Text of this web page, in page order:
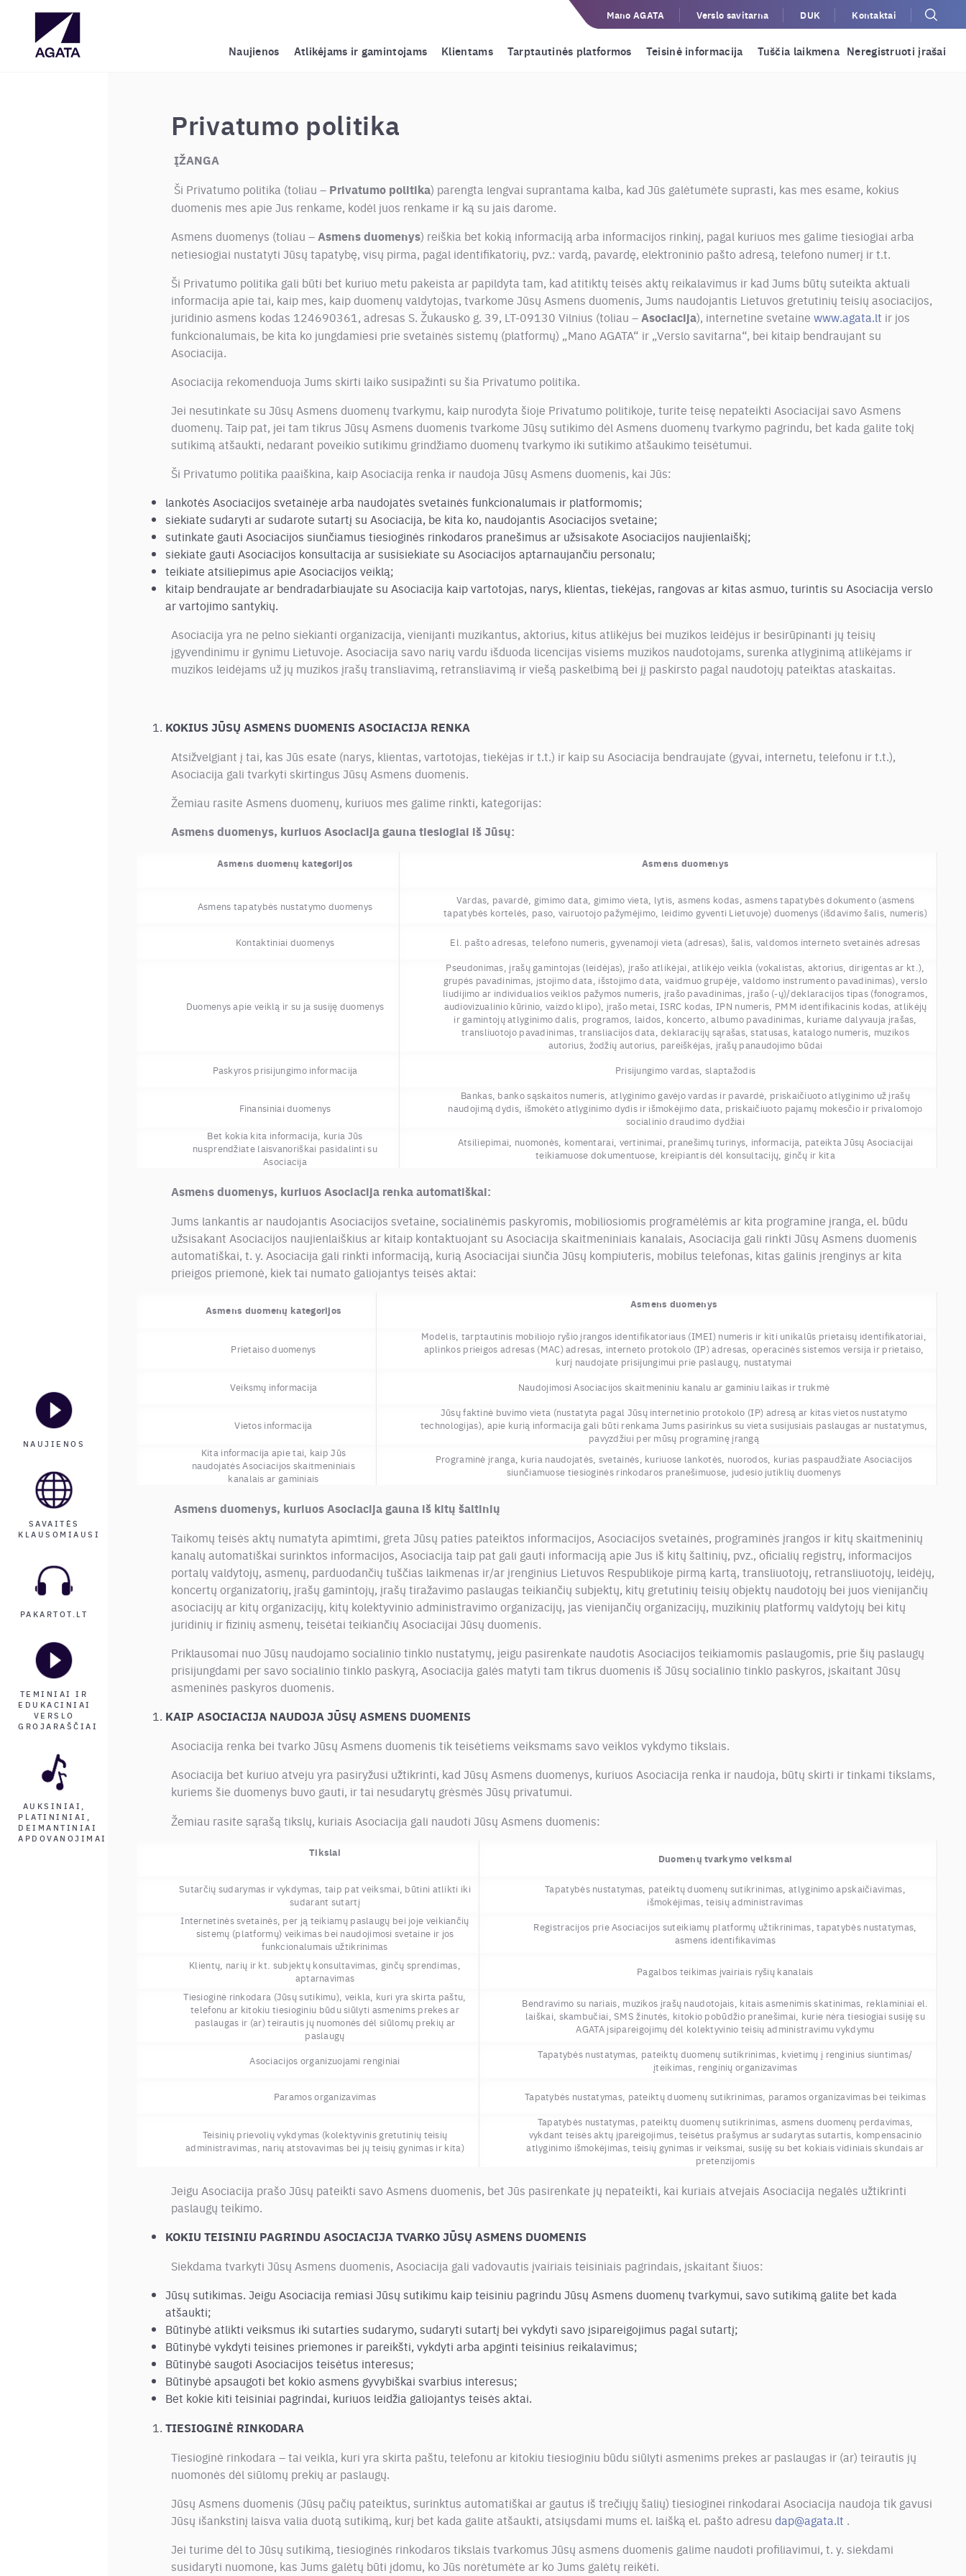
Mano AGATA Verslo savitarna DUK Kontaktai
Naujienos Atlikėjams ir gamintojams Klientams Tarptautinės platformos Teisinė informacija Tuščia laikmena Neregistruoti įrašai
NAUJIENOS
SAVAITĖS
KLAUSOMIAUSI
PAKARTOT.LT
TEMINIAI IR
EDUKACINIAI
VERSLO
GROJARAŠČIAI
AUKSINIAI,
PLATININIAI,
DEIMANTINIAI
APDOVANOJIMAI
Privatumo politika
ĮŽANGA
Ši Privatumo politika (toliau – Privatumo politika) parengta lengvai suprantama kalba, kad Jūs galėtumėte suprasti, kas mes esame, kokius
duomenis mes apie Jus renkame, kodėl juos renkame ir ką su jais darome.
Asmens duomenys (toliau –Asmens duomenys) reiškia bet kokią informaciją arba informacijos rinkinį, pagal kuriuos mes galime tiesiogiai arba
netiesiogiai nustatyti Jūsų tapatybę, visų pirma, pagal identifikatorių, pvz.: vardą, pavardę, elektroninio pašto adresą, telefono numerį ir t.t.
Ši Privatumo politika gali būti bet kuriuo metu pakeista ar papildyta tam, kad atitiktų teisės aktų reikalavimus ir kad Jums būtų suteikta aktuali
informacija apie tai, kaip mes, kaip duomenų valdytojas, tvarkome Jūsų Asmens duomenis, Jums naudojantis Lietuvos gretutinių teisių asociacijos,
juridinio asmens kodas 124690361, adresas S. Žukausko g. 39, LT-09130 Vilnius (toliau –Asociacija), internetine svetaine www.agata.lt ir jos
funkcionalumais, be kita ko jungdamiesi prie svetainės sistemų (platformų) „Mano AGATA“ ir „Verslo savitarna“, bei kitaip bendraujant su
Asociacija.
Asociacija rekomenduoja Jums skirti laiko susipažinti su šia Privatumo politika.
Jei nesutinkate su Jūsų Asmens duomenų tvarkymu, kaip nurodyta šioje Privatumo politikoje, turite teisę nepateikti Asociacijai savo Asmens
duomenų. Taip pat, jei tam tikrus Jūsų Asmens duomenis tvarkome Jūsų sutikimo dėl Asmens duomenų tvarkymo pagrindu, bet kada galite tokį
sutikimą atšaukti, nedarant poveikio sutikimu grindžiamo duomenų tvarkymo iki sutikimo atšaukimo teisėtumui.
Ši Privatumo politika paaiškina, kaip Asociacija renka ir naudoja Jūsų Asmens duomenis, kai Jūs:
lankotės Asociacijos svetainėje arba naudojatės svetainės funkcionalumais ir platformomis;
siekiate sudaryti ar sudarote sutartį su Asociacija, be kita ko, naudojantis Asociacijos svetaine;
sutinkate gauti Asociacijos siunčiamus tiesioginės rinkodaros pranešimus ar užsisakote Asociacijos naujienlaiškį;
siekiate gauti Asociacijos konsultacija ar susisiekiate su Asociacijos aptarnaujančiu personalu;
teikiate atsiliepimus apie Asociacijos veiklą;
kitaip bendraujate ar bendradarbiaujate su Asociacija kaip vartotojas, narys, klientas, tiekėjas, rangovas ar kitas asmuo, turintis su Asociacija verslo
ar vartojimo santykių.
Asociacija yra ne pelno siekianti organizacija, vienijanti muzikantus, aktorius, kitus atlikėjus bei muzikos leidėjus ir besirūpinanti jų teisių
įgyvendinimu ir gynimu Lietuvoje. Asociacija savo narių vardu išduoda licencijas visiems muzikos naudotojams, surenka atlyginimą atlikėjams ir
muzikos leidėjams už jų muzikos įrašų transliavimą, retransliavimą ir viešą paskelbimą bei jį paskirsto pagal naudotojų pateiktas ataskaitas.
KOKIUS JŪSŲ ASMENS DUOMENIS ASOCIACIJA RENKA
Atsižvelgiant į tai, kas Jūs esate (narys, klientas, vartotojas, tiekėjas ir t.t.) ir kaip su Asociacija bendraujate (gyvai, internetu, telefonu ir t.t.),
Asociacija gali tvarkyti skirtingus Jūsų Asmens duomenis.
Žemiau rasite Asmens duomenų, kuriuos mes galime rinkti, kategorijas:
Asmens duomenys, kuriuos Asociacija gauna tiesiogiai iš Jūsų:
Asmens duomenų kategorijos Asmens duomenys
Asmens tapatybės nustatymo duomenys
Vardas, pavardė, gimimo data, gimimo vieta, lytis, asmens kodas, asmens tapatybės dokumento (asmens
tapatybės kortelės, paso, vairuotojo pažymėjimo, leidimo gyventi Lietuvoje) duomenys (išdavimo šalis, numeris)
Kontaktiniai duomenys El. pašto adresas, telefono numeris, gyvenamoji vieta (adresas), šalis, valdomos interneto svetainės adresas
Duomenys apie veiklą ir su ja susiję duomenys
Pseudonimas, įrašų gamintojas (leidėjas), įrašo atlikėjai, atlikėjo veikla (vokalistas, aktorius, dirigentas ar kt.),
grupės pavadinimas, įstojimo data, išstojimo data, vaidmuo grupėje, valdomo instrumento pavadinimas), verslo
liudijimo ar individualios veiklos pažymos numeris, įrašo pavadinimas, įrašo (-ų)/deklaracijos tipas (fonogramos,
audiovizualinio kūrinio, vaizdo klipo), įrašo metai, ISRC kodas, IPN numeris, PMM identifikacinis kodas, atlikėjų
ir gamintojų atlyginimo dalis, programos, laidos, koncerto, albumo pavadinimas, kuriame dalyvauja įrašas,
transliuotojo pavadinimas, transliacijos data, deklaracijų sąrašas, statusas, katalogo numeris, muzikos
autorius, žodžių autorius, pareiškėjas, įrašų panaudojimo būdai
Paskyros prisijungimo informacija
Prisijungimo vardas, slaptažodis
Finansiniai duomenys
Bankas, banko sąskaitos numeris, atlyginimo gavėjo vardas ir pavardė, priskaičiuoto atlyginimo už įrašų
naudojimą dydis, išmokėto atlyginimo dydis ir išmokėjimo data, priskaičiuoto pajamų mokesčio ir privalomojo
socialinio draudimo dydžiai
Bet kokia kita informacija, kuria Jūs
nusprendžiate laisvanoriškai pasidalinti su
Asociacija
Atsiliepimai, nuomonės, komentarai, vertinimai, pranešimų turinys, informacija, pateikta Jūsų Asociacijai
teikiamuose dokumentuose, kreipiantis dėl konsultacijų, ginčų ir kita
Asmens duomenys, kuriuos Asociacija renka automatiškai:
Jums lankantis ar naudojantis Asociacijos svetaine, socialinėmis paskyromis, mobiliosiomis programėlėmis ar kita programine įranga, el. būdu
užsisakant Asociacijos naujienlaiškius ar kitaip kontaktuojant su Asociacija skaitmeniniais kanalais, Asociacija gali rinkti Jūsų Asmens duomenis
automatiškai, t. y. Asociacija gali rinkti informaciją, kurią Asociacijai siunčia Jūsų kompiuteris, mobilus telefonas, kitas galinis įrenginys ar kita
prieigos priemonė, kiek tai numato galiojantys teisės aktai:
Asmens duomenų kategorijos Asmens duomenys
Prietaiso duomenys
Modelis, tarptautinis mobiliojo ryšio įrangos identifikatoriaus (IMEI) numeris ir kiti unikalūs prietaisų identifikatoriai,
aplinkos prieigos adresas (MAC) adresas, interneto protokolo (IP) adresas, operacinės sistemos versija ir prietaiso,
kurį naudojate prisijungimui prie paslaugų, nustatymai
Veiksmų informacija
Naudojimosi Asociacijos skaitmeniniu kanalu ar gaminiu laikas ir trukmė
Vietos informacija
Jūsų faktinė buvimo vieta (nustatyta pagal Jūsų internetinio protokolo (IP) adresą ar kitas vietos nustatymo
technologijas), apie kurią informacija gali būti renkama Jums pasirinkus su vieta susijusiais paslaugas ar nustatymus,
pavyzdžiui per mūsų programinę įrangą
Kita informacija apie tai, kaip Jūs
naudojatės Asociacijos skaitmeniniais
kanalais ar gaminiais
Programinė įranga, kuria naudojatės, svetainės, kuriuose lankotės, nuorodos, kurias paspaudžiate Asociacijos
siunčiamuose tiesioginės rinkodaros pranešimuose, judesio jutiklių duomenys
Asmens duomenys, kuriuos Asociacija gauna iš kitų šaltinių
Taikomų teisės aktų numatyta apimtimi, greta Jūsų paties pateiktos informacijos, Asociacijos svetainės, programinės įrangos ir kitų skaitmeninių
kanalų automatiškai surinktos informacijos, Asociacija taip pat gali gauti informaciją apie Jus iš kitų šaltinių, pvz., oficialių registrų, informacijos
portalų valdytojų, asmenų, parduodančių tuščias laikmenas ir/ar įrenginius Lietuvos Respublikoje pirmą kartą, transliuotojų, retransliuotojų, leidėjų,
koncertų organizatorių, įrašų gamintojų, įrašų tiražavimo paslaugas teikiančių subjektų, kitų gretutinių teisių objektų naudotojų bei juos vienijančių
asociacijų ar kitų organizacijų, kitų kolektyvinio administravimo organizacijų, jas vienijančių organizacijų, muzikinių platformų valdytojų bei kitų
juridinių ir fizinių asmenų, teisėtai teikiančių Asociacijai Jūsų duomenis.
Priklausomai nuo Jūsų naudojamo socialinio tinklo nustatymų, jeigu pasirenkate naudotis Asociacijos teikiamomis paslaugomis, prie šių paslaugų
prisijungdami per savo socialinio tinklo paskyrą, Asociacija galės matyti tam tikrus duomenis iš Jūsų socialinio tinklo paskyros, įskaitant Jūsų
asmeninės paskyros duomenis.
KAIP ASOCIACIJA NAUDOJA JŪSŲ ASMENS DUOMENIS
Asociacija renka bei tvarko Jūsų Asmens duomenis tik teisėtiems veiksmams savo veiklos vykdymo tikslais.
Asociacija bet kuriuo atveju yra pasiryžusi užtikrinti, kad Jūsų Asmens duomenys, kuriuos Asociacija renka ir naudoja, būtų skirti ir tinkami tikslams,
kuriems šie duomenys buvo gauti, ir tai nesudarytų grėsmės Jūsų privatumui.
Žemiau rasite sąrašą tikslų, kuriais Asociacija gali naudoti Jūsų Asmens duomenis:
Tikslai Duomenų tvarkymo veiksmai
Sutarčių sudarymas ir vykdymas, taip pat veiksmai, būtini atlikti iki
sudarant sutartį
Tapatybės nustatymas, pateiktų duomenų sutikrinimas, atlyginimo apskaičiavimas,
išmokėjimas, teisių administravimas
Internetinės svetainės, per ją teikiamų paslaugų bei joje veikiančių
sistemų (platformų) veikimas bei naudojimosi svetaine ir jos
funkcionalumais užtikrinimas
Registracijos prie Asociacijos suteikiamų platformų užtikrinimas, tapatybės nustatymas,
asmens identifikavimas
Klientų, narių ir kt. subjektų konsultavimas, ginčų sprendimas,
aptarnavimas
Pagalbos teikimas įvairiais ryšių kanalais
Tiesioginė rinkodara (Jūsų sutikimu), veikla, kuri yra skirta paštu,
telefonu ar kitokiu tiesioginiu būdu siūlyti asmenims prekes ar
paslaugas ir (ar) teirautis jų nuomonės dėl siūlomų prekių ar
paslaugų
Bendravimo su nariais, muzikos įrašų naudotojais, kitais asmenimis skatinimas, reklaminiai el.
laiškai, skambučiai, SMS žinutės, kitokio pobūdžio pranešimai, kurie nėra tiesiogiai susiję su
AGATA įsipareigojimų dėl kolektyvinio teisių administravimu vykdymu
Asociacijos organizuojami renginiai
Tapatybės nustatymas, pateiktų duomenų sutikrinimas, kvietimų į renginius siuntimas/
įteikimas, renginių organizavimas
Paramos organizavimas Tapatybės nustatymas, pateiktų duomenų sutikrinimas, paramos organizavimas bei teikimas
Teisinių prievolių vykdymas (kolektyvinis gretutinių teisių
administravimas, narių atstovavimas bei jų teisių gynimas ir kita)
Tapatybės nustatymas, pateiktų duomenų sutikrinimas, asmens duomenų perdavimas,
vykdant teisės aktų įpareigojimus, teisėtus prašymus ar sudarytas sutartis, kompensacinio
atlyginimo išmokėjimas, teisių gynimas ir veiksmai, susiję su bet kokiais vidiniais skundais ar
pretenzijomis
Jeigu Asociacija prašo Jūsų pateikti savo Asmens duomenis, bet Jūs pasirenkate jų nepateikti, kai kuriais atvejais Asociacija negalės užtikrinti
paslaugų teikimo.
KOKIU TEISINIU PAGRINDU ASOCIACIJA TVARKO JŪSŲ ASMENS DUOMENIS
Siekdama tvarkyti Jūsų Asmens duomenis, Asociacija gali vadovautis įvairiais teisiniais pagrindais, įskaitant šiuos:
Jūsų sutikimas. Jeigu Asociacija remiasi Jūsų sutikimu kaip teisiniu pagrindu Jūsų Asmens duomenų tvarkymui, savo sutikimą galite bet kada
atšaukti;
Būtinybė atlikti veiksmus iki sutarties sudarymo, sudaryti sutartį bei vykdyti savo įsipareigojimus pagal sutartį;
Būtinybė vykdyti teisines priemones ir pareikšti, vykdyti arba apginti teisinius reikalavimus;
Būtinybė saugoti Asociacijos teisėtus interesus;
Būtinybė apsaugoti bet kokio asmens gyvybiškai svarbius interesus;
Bet kokie kiti teisiniai pagrindai, kuriuos leidžia galiojantys teisės aktai.
TIESIOGINĖ RINKODARA
Tiesioginė rinkodara – tai veikla, kuri yra skirta paštu, telefonu ar kitokiu tiesioginiu būdu siūlyti asmenims prekes ar paslaugas ir (ar) teirautis jų
nuomonės dėl siūlomų prekių ar paslaugų.
Jūsų Asmens duomenis (Jūsų pačių pateiktus, surinktus automatiškai ar gautus iš trečiųjų šalių) tiesioginei rinkodarai Asociacija naudoja tik gavusi
Jūsų išankstinį laisva valia duotą sutikimą, kurį bet kada galite atšaukti, atsiųsdami mums el. laišką el. pašto adresu dap@agata.lt .
Jei turime dėl to Jūsų sutikimą, tiesioginės rinkodaros tikslais tvarkomus Jūsų asmens duomenis galime naudoti profiliavimui, t. y. siekdami
susidaryti nuomone, kas Jums galėtų būti įdomu, ko Jūs norėtumėte ar ko Jums galėtų reikėti.